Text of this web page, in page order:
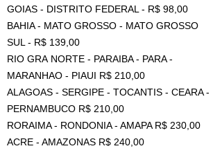
GOIAS - DISTRITO FEDERAL - R$ 98,00
BAHIA - MATO GROSSO - MATO GROSSO
SUL - R$ 139,00
RIO GRA NORTE - PARAIBA - PARA -
MARANHAO - PIAUI R$ 210,00
ALAGOAS - SERGIPE - TOCANTIS - CEARA -
PERNAMBUCO R$ 210,00
RORAIMA - RONDONIA - AMAPA R$ 230,00
ACRE - AMAZONAS R$ 240,00